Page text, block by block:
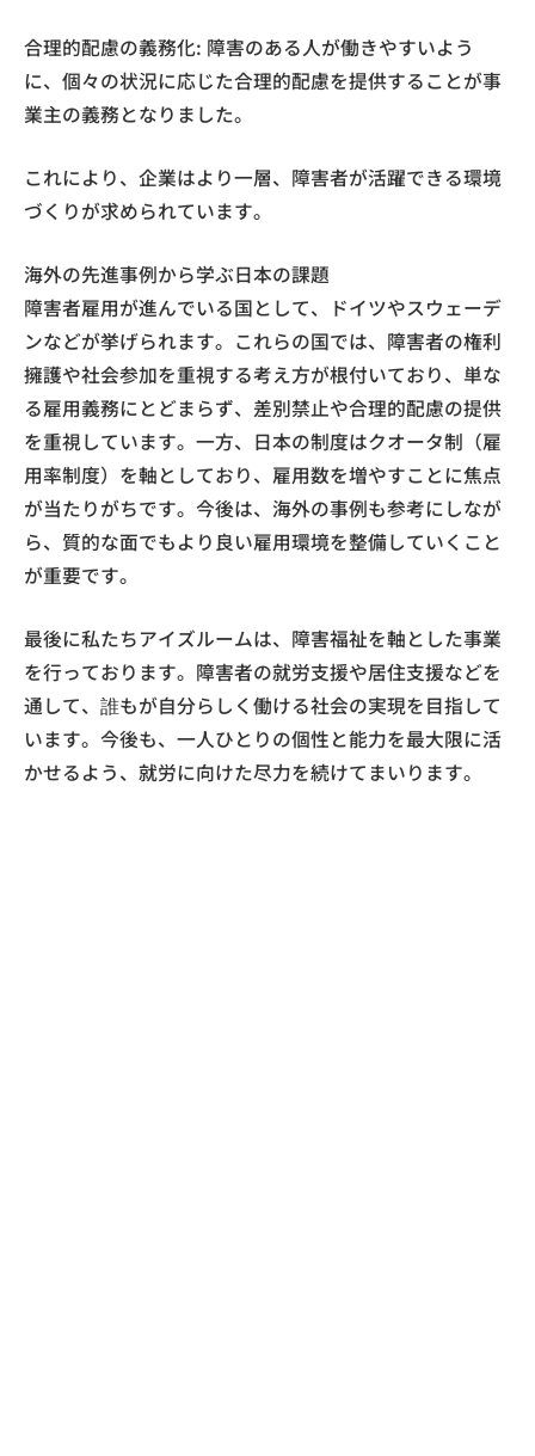
合理的配慮の義務化: 障害のある人が働きやすいよう
に、個々の状況に応じた合理的配慮を提供することが事
業主の義務となりました。
これにより、企業はより一層、障害者が活躍できる環境
づくりが求められています。
海外の先進事例から学ぶ日本の課題
障害者雇用が進んでいる国として、ドイツやスウェーデ
ンなどが挙げられます。これらの国では、障害者の権利
擁護や社会参加を重視する考え方が根付いており、単な
る雇用義務にとどまらず、差別禁止や合理的配慮の提供
を重視しています。一方、日本の制度はクオータ制（雇
用率制度）を軸としており、雇用数を増やすことに焦点
が当たりがちです。今後は、海外の事例も参考にしなが
ら、質的な面でもより良い雇用環境を整備していくこと
が重要です。
最後に私たちアイズルームは、障害福祉を軸とした事業
を行っております。障害者の就労支援や居住支援などを
通して、誰もが自分らしく働ける社会の実現を目指して
います。今後も、一人ひとりの個性と能力を最大限に活
かせるよう、就労に向けた尽力を続けてまいります。